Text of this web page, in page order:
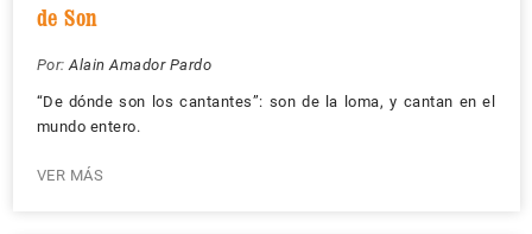
de Son
Por: Alain Amador Pardo
“De dónde son los cantantes”: son de la loma, y cantan en el
mundo entero.
VER MÁS